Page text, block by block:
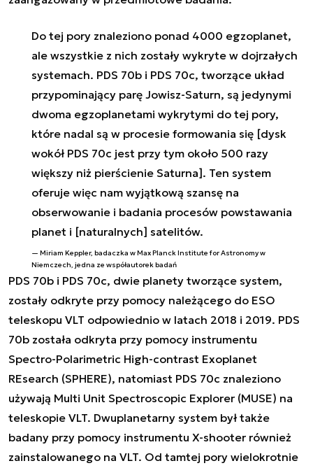
Do tej pory znaleziono ponad 4000 egzoplanet,
ale wszystkie z nich zostały wykryte w dojrzałych
systemach. PDS 70b i PDS 70c, tworzące układ
przypominający parę Jowisz-Saturn, są jedynymi
dwoma egzoplanetami wykrytymi do tej pory,
które nadal są w procesie formowania się [dysk
wokół PDS 70c jest przy tym około 500 razy
większy niż pierścienie Saturna]. Ten system
oferuje więc nam wyjątkową szansę na
obserwowanie i badania procesów powstawania
planet i [naturalnych] satelitów.
Miriam Keppler, badaczka w Max Planck Institute for Astronomy w
Niemczech, jedna ze współautorek badań
PDS 70b i PDS 70c, dwie planety tworzące system,
zostały odkryte przy pomocy należącego do ESO
teleskopu VLT odpowiednio w latach 2018 i 2019. PDS
70b została odkryta przy pomocy instrumentu
Spectro-Polarimetric High-contrast Exoplanet
REsearch (SPHERE), natomiast PDS 70c znaleziono
używają Multi Unit Spectroscopic Explorer (MUSE) na
teleskopie VLT. Dwuplanetarny system był także
badany przy pomocy instrumentu X-shooter również
zainstalowanego na VLT. Od tamtej pory wielokrotnie